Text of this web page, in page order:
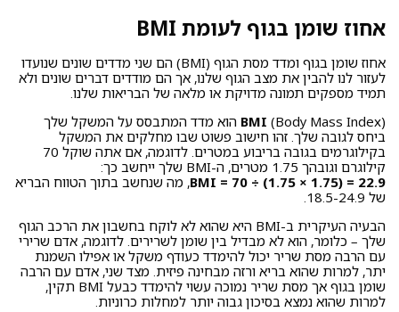
אחוז שומן בגוף לעומת BMI
אחוז שומן בגוף ומדד מסת הגוף (BMI) הם שני מדדים שונים שנועדו
לעזור לנו להבין את מצב הגוף שלנו, אך הם מודדים דברים שונים ולא
תמיד מספקים תמונה מדויקת או מלאה של הבריאות שלנו.
BMI (Body Mass Index) הוא מדד המתבסס על המשקל שלך
ביחס לגובה שלך. זהו חישוב פשוט שבו מחלקים את המשקל
בקילוגרמים בגובה בריבוע במטרים. לדוגמה, אם אתה שוקל 70
קילוגרם וגובהך 1.75 מטרים, ה-BMI שלך ייחשב כך:
BMI = 70 ÷ (1.75 × 1.75) = 22.9, מה שנחשב בתוך הטווח הבריא
של 18.5-24.9.
הבעיה העיקרית ב-BMI היא שהוא לא לוקח בחשבון את הרכב הגוף
שלך – כלומר, הוא לא מבדיל בין שומן לשרירים. לדוגמה, אדם שרירי
עם הרבה מסת שריר יכול להימדד כעודף משקל או אפילו השמנת
יתר, למרות שהוא בריא ורזה מבחינה פיזית. מצד שני, אדם עם הרבה
שומן בגוף אך מסת שריר נמוכה עשוי להימדד כבעל BMI תקין,
למרות שהוא נמצא בסיכון גבוה יותר למחלות כרוניות.